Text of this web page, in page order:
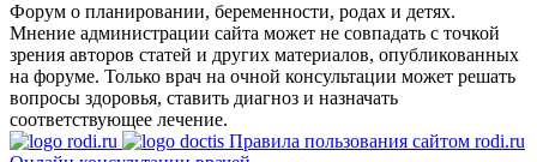
Форум о планировании, беременности, родах и детях.
Мнение администрации сайта может не совпадать с точкой
зрения авторов статей и других материалов, опубликованных
на форуме. Только врач на очной консультации может решать
вопросы здоровья, ставить диагноз и назначать
соответствующее лечение.
Правила пользования сайтом rodi.ru